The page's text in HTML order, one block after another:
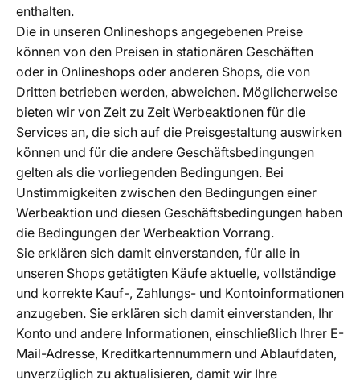
enthalten.
Die in unseren Onlineshops angegebenen Preise
können von den Preisen in stationären Geschäften
oder in Onlineshops oder anderen Shops, die von
Dritten betrieben werden, abweichen. Möglicherweise
bieten wir von Zeit zu Zeit Werbeaktionen für die
Services an, die sich auf die Preisgestaltung auswirken
können und für die andere Geschäftsbedingungen
gelten als die vorliegenden Bedingungen. Bei
Unstimmigkeiten zwischen den Bedingungen einer
Werbeaktion und diesen Geschäftsbedingungen haben
die Bedingungen der Werbeaktion Vorrang.
Sie erklären sich damit einverstanden, für alle in
unseren Shops getätigten Käufe aktuelle, vollständige
und korrekte Kauf-, Zahlungs- und Kontoinformationen
anzugeben. Sie erklären sich damit einverstanden, Ihr
Konto und andere Informationen, einschließlich Ihrer E-
Mail-Adresse, Kreditkartennummern und Ablaufdaten,
unverzüglich zu aktualisieren, damit wir Ihre